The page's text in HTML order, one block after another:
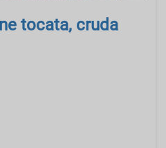
tocata, cruda